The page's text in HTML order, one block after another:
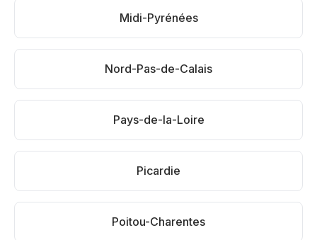
Midi-Pyrénées
Nord-Pas-de-Calais
Pays-de-la-Loire
Picardie
Poitou-Charentes